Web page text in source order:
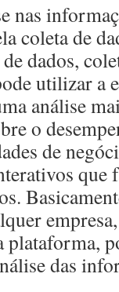
nas
coleta de
dados,
utilizar a
análise
o
de
que
plataforma,
das